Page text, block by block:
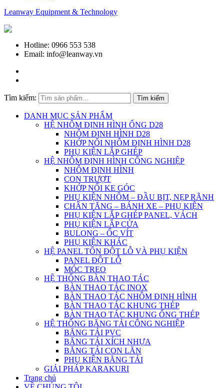
Leanway Equipment & Technology
Hotline: 0966 553 538
Email: info@leanway.vn
Tìm kiếm: Tìm kiếm
DANH MỤC SẢN PHẨM
HỆ NHÔM ĐỊNH HÌNH ỐNG D28
NHÔM ĐỊNH HÌNH D28
KHỚP NỐI NHÔM ĐỊNH HÌNH D28
PHỤ KIỆN LẮP GHÉP
HỆ NHÔM ĐỊNH HÌNH CÔNG NGHIỆP
NHÔM ĐỊNH HÌNH
CON TRƯỢT
KHỚP NỐI KE GÓC
PHỤ KIỆN NHÔM – ĐẦU BỊT, NẸP RÃNH
CHÂN TĂNG – BÁNH XE – PHỤ KIỆN
PHỤ KIỆN LẮP GHÉP PANEL, VÁCH
PHỤ KIỆN LẮP CỬA
BULONG – ỐC VÍT
PHỤ KIỆN KHÁC
HỆ PANEL TÔN ĐỘT LỖ VÀ PHỤ KIỆN
PANEL ĐỘT LỖ
MÓC TREO
HỆ THỐNG BÀN THAO TÁC
BÀN THAO TÁC INOX
BÀN THAO TÁC NHÔM ĐỊNH HÌNH
BÀN THAO TÁC KHUNG THÉP
BÀN THAO TÁC KHUNG ỐNG THÉP
HỆ THỐNG BĂNG TẢI CÔNG NGHIỆP
BĂNG TẢI PVC
BĂNG TẢI XÍCH NHỰA
BĂNG TẢI CON LĂN
PHỤ KIỆN BĂNG TẢI
GIẢI PHÁP KARAKURI
Trang chủ